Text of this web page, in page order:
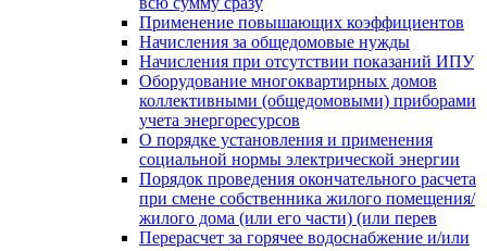
Применение повышающих коэффициентов
Начисления за общедомовые нужды
Начисления при отсутствии показаний ИПУ
Оборудование многоквартирных домов
коллективными (общедомовыми) приборами
учета энергоресурсов
О порядке установления и применения
социальной нормы электрической энергии
Порядок проведения окончательного расчета
при смене собственника жилого помещения/
жилого дома (или его части) (или перев
Перерасчет за горячее водоснабжение и/или